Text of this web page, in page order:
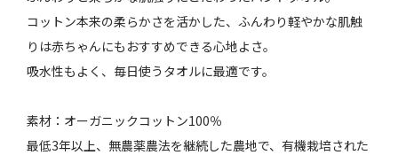
コットン本来の柔らかさを活かした、ふんわり軽やかな肌触
りは赤ちゃんにもおすすめできる心地よさ。
吸水性もよく、毎日使うタオルに最適です。
素材：オーガニックコットン100％
最低3年以上、無農薬農法を継続した農地で、有機栽培された